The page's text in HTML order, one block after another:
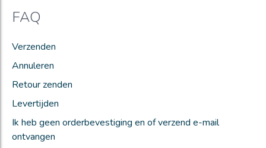
FAQ
Verzenden
Annuleren
Retour zenden
Levertijden
Ik heb geen orderbevestiging en of verzend e-mail
ontvangen